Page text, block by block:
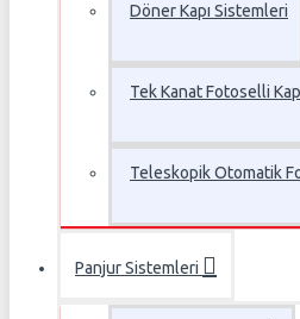
Döner Kapı Sistemleri
Tek Kanat Fotoselli
Teleskopik Otomatik
Panjur Sistemleri